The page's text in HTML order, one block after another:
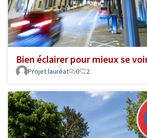
Bien éclairer pour mieux se
Projet lauréat 0 2